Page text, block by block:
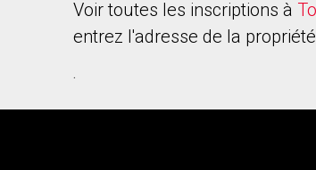
Voir toutes les inscriptions à
entrez l'adresse de la propriété
.